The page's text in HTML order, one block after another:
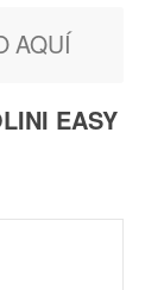
AQUÍ
EASY